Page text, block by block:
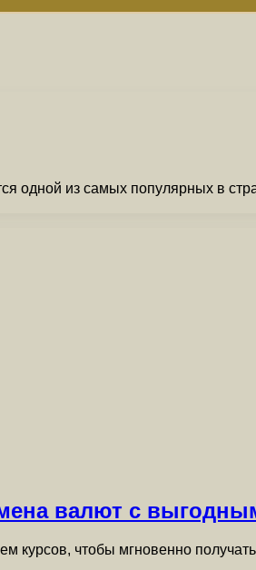
одной из самых популярных в
валют с
курсов, чтобы мгновенно